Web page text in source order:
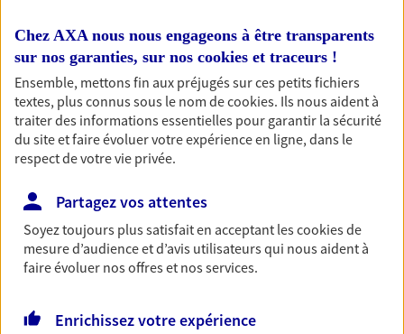
Garantie Accidents de la Vie
Bricoleuse, féru de jardinage, pâtissier en herbe
ou grande lectrice… personne n'est à l'abri d'un
accident du quotidien. Avec Ma Protection
Accident, protégez votre qualité de vie et vos
Découvrir l'offre Garantie Accidents de la Vie
OBTENIR UN TARIF EN LIGNE
Multirisque Entreprise
Chez AXA nous nous engageons à être transparents
sur nos garanties, sur nos cookies et traceurs !
Ensemble, mettons fin aux préjugés sur ces petits fichiers
textes, plus connus sous le nom decookies. Ils nous aident à
traiter des informations essentielles pour garantir la sécurité
du site et faire évoluer votre expérience en ligne, dans le
respect de votre vie privée.
Partagez vos attentes
Soyez toujours plus satisfait en acceptant lescookiesde
mesure d’audience et d’avis utilisateurs qui nous aident à
faire évoluer nos offres et nos services.
Enrichissez votre expérience